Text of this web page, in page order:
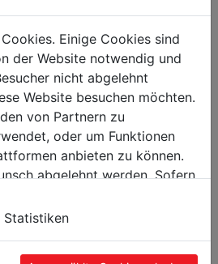
100
100
9120039909790
Einige Cookies sind
der Website notwendig und
nicht abgelehnt
Website besuchen möchten.
von Partnern zu
oder um Funktionen
anbieten zu können.
abgelehnt werden. Sofern
Cookies.
Statistiken